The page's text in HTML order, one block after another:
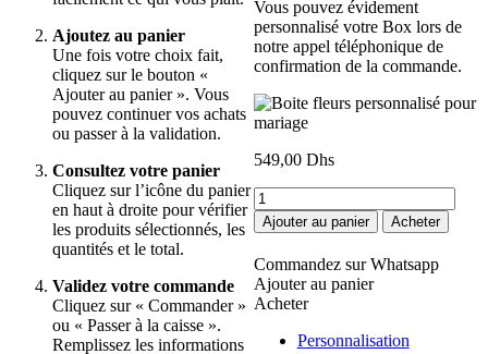
Vous pouvez évidement
personnalisé votre Box lors de
notre appel téléphonique de
confirmation de la commande.
549,00 Dhs
quantité
de
Boite
fleurs
personnalisé
pour
mariage
Ajouter au panier Acheter
Commandez sur Whatsapp
Ajouter au panier
Acheter
Personnalisation
Ajoutez au panier
Une fois votre choix fait,
cliquez sur le bouton «
Ajouter au panier ». Vous
pouvez continuer vos achats
ou passer à la validation.
Consultez votre panier
Cliquez sur l’icône du panier
en haut à droite pour vérifier
les produits sélectionnés, les
quantités et le total.
Validez votre commande
Cliquez sur « Commander »
ou « Passer à la caisse ».
Remplissez les informations